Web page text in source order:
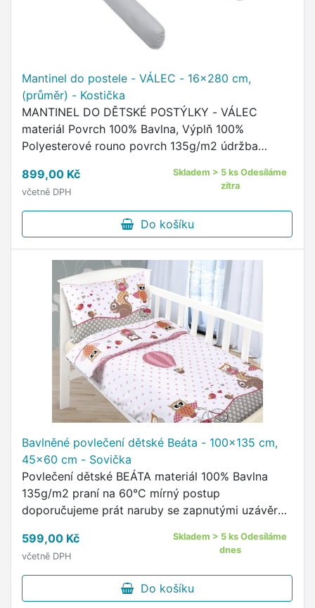
Mantinel do postele - VÁLEC - 16x280 cm,
(průměr) - Kostička
MANTINEL DO DĚTSKÉ POSTÝLKY - VÁLEC
materiál Povrch 100% Bavlna, Výplň 100%
Polyesterové rouno povrch 135g/m2 údržba
sušičce nedoporučujeme údržba výplně …
899,00 Kč
včetně DPH
Skladem > 5 ks Odesíláme
zítra
Do košíku
Bavlněné povlečení dětské Beáta - 100x135 cm,
45x60 cm - Sovička
Povlečení dětské BEÁTA materiál 100% Bavlna
135g/m2 praní na 60°C mírný postup
doporučujeme prát naruby se zapnutými uzávěry
zapínání na zip dětské motivy …
599,00 Kč
včetně DPH
Skladem > 5 ks Odesíláme
dnes
Do košíku